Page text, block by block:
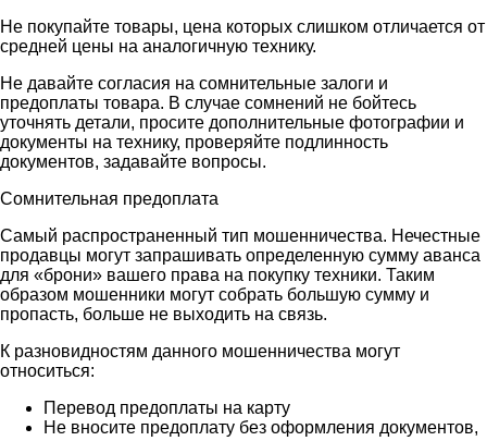
Не покупайте товары, цена которых слишком отличается от
средней цены на аналогичную технику.
Не давайте согласия на сомнительные залоги и
предоплаты товара. В случае сомнений не бойтесь
уточнять детали, просите дополнительные фотографии и
документы на технику, проверяйте подлинность
документов, задавайте вопросы.
Сомнительная предоплата
Самый распространенный тип мошенничества. Нечестные
продавцы могут запрашивать определенную сумму аванса
для «брони» вашего права на покупку техники. Таким
образом мошенники могут собрать большую сумму и
пропасть, больше не выходить на связь.
К разновидностям данного мошенничества могут
относиться:
Перевод предоплаты на карту
Не вносите предоплату без оформления документов,